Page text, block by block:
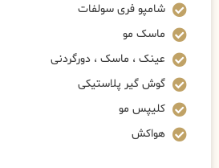
شامپو فری سولفات
ماسک مو
عینک ، ماسک ، دورگردنی
گوش گیر پلاستیکی
کلیپس مو
هواکش